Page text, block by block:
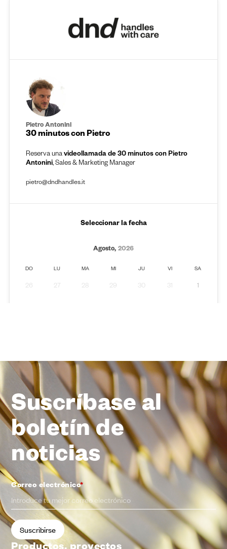
Suscríbase al
boletín de
noticias
Correo electrónico*
Productos, proyectos